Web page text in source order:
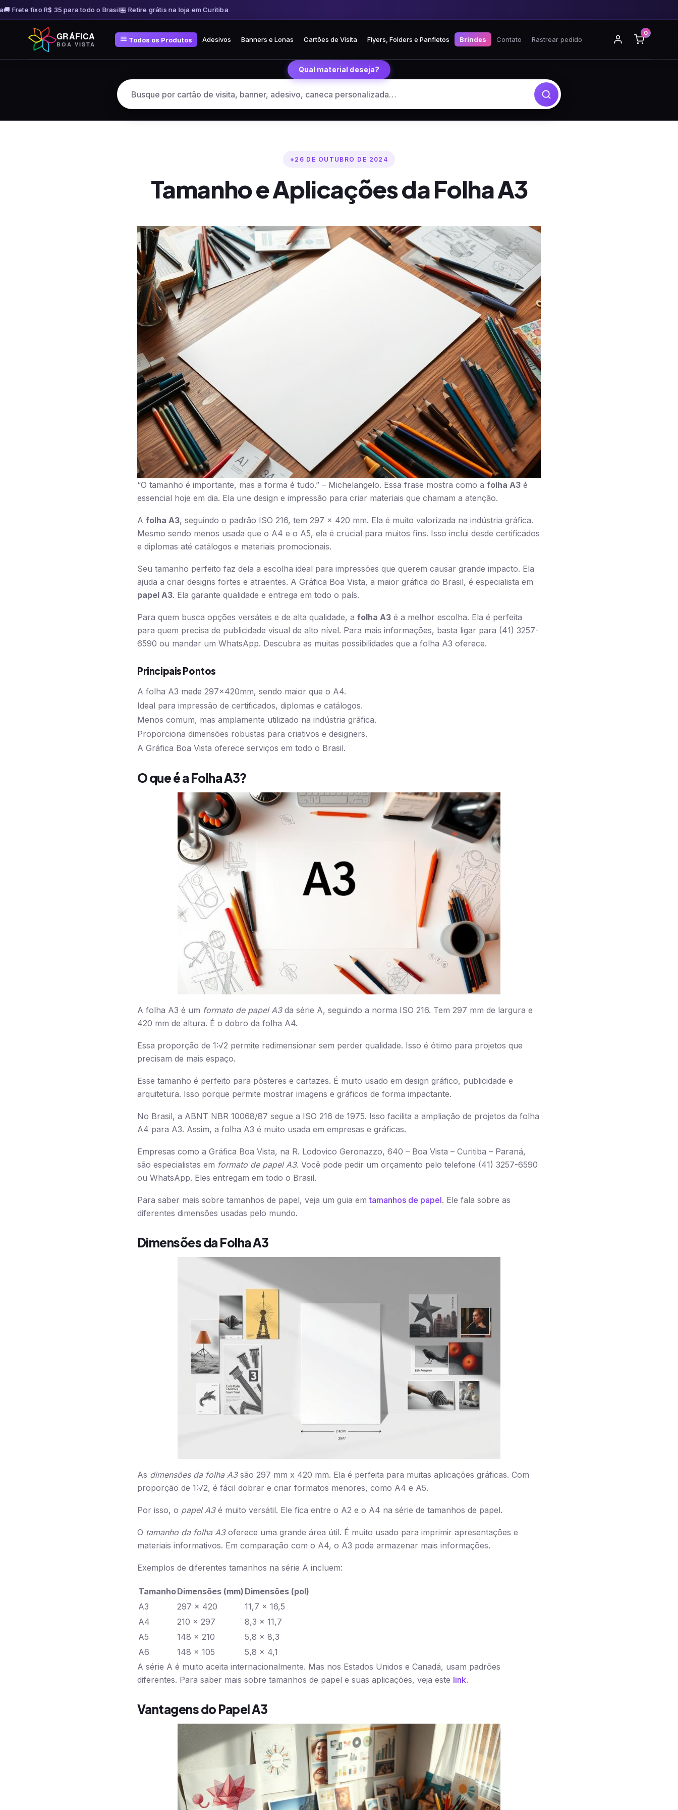
Frete fixo R$ 35 para todo o Brasil🏪 Retire grátis na loja em Curitiba🚚 Frete fixo R$ 35 para todo o Brasil
conteúdo
GRÁFICA
BOA VISTA
Todos os Produtos Adesivos Banners e Lonas Cartões de Visita Flyers, Folders e Panfletos Brindes Contato Rastrear pedido
0
Qual material deseja?
26 DE OUTUBRO DE 2024
Tamanho e Aplicações da Folha A3
“O tamanho é importante, mas a forma é tudo.” – Michelangelo. Essa frase mostra como a folha A3 é
essencial hoje em dia. Ela une design e impressão para criar materiais que chamam a atenção.
A folha A3, seguindo o padrão ISO 216, tem 297 x 420 mm. Ela é muito valorizada na indústria gráfica.
Mesmo sendo menos usada que o A4 e o A5, ela é crucial para muitos fins. Isso inclui desde certificados
e diplomas até catálogos e materiais promocionais.
Seu tamanho perfeito faz dela a escolha ideal para impressões que querem causar grande impacto. Ela
ajuda a criar designs fortes e atraentes. A Gráfica Boa Vista, a maior gráfica do Brasil, é especialista em
papel A3. Ela garante qualidade e entrega em todo o país.
Para quem busca opções versáteis e de alta qualidade, a folha A3 é a melhor escolha. Ela é perfeita
para quem precisa de publicidade visual de alto nível. Para mais informações, basta ligar para (41) 3257-
6590 ou mandar um WhatsApp. Descubra as muitas possibilidades que a folha A3 oferece.
Principais Pontos
A folha A3 mede 297x420mm, sendo maior que o A4.
Ideal para impressão de certificados, diplomas e catálogos.
Menos comum, mas amplamente utilizado na indústria gráfica.
Proporciona dimensões robustas para criativos e designers.
A Gráfica Boa Vista oferece serviços em todo o Brasil.
O que é a Folha A3?
A folha A3 é um formato de papel A3da série A, seguindo a norma ISO 216. Tem 297 mm de largura e
420 mm de altura. É o dobro da folha A4.
Essa proporção de 1:√2 permite redimensionar sem perder qualidade. Isso é ótimo para projetos que
precisam de mais espaço.
Esse tamanho é perfeito para pôsteres e cartazes. É muito usado em design gráfico, publicidade e
arquitetura. Isso porque permite mostrar imagens e gráficos de forma impactante.
No Brasil, a ABNT NBR 10068/87 segue a ISO 216 de 1975. Isso facilita a ampliação de projetos da folha
A4 para A3. Assim, a folha A3 é muito usada em empresas e gráficas.
Empresas como a Gráfica Boa Vista, na R. Lodovico Geronazzo, 640 – Boa Vista – Curitiba – Paraná,
são especialistas em formato de papel A3. Você pode pedir um orçamento pelo telefone (41) 3257-6590
ou WhatsApp. Eles entregam em todo o Brasil.
Para saber mais sobre tamanhos de papel, veja um guia emtamanhos de papel. Ele fala sobre as
diferentes dimensões usadas pelo mundo.
Dimensões da Folha A3
As dimensões da folha A3são 297 mm x 420 mm. Ela é perfeita para muitas aplicações gráficas. Com
proporção de 1:√2, é fácil dobrar e criar formatos menores, como A4 e A5.
Por isso, o papel A3é muito versátil. Ele fica entre o A2 e o A4 na série de tamanhos de papel.
O tamanho da folha A3oferece uma grande área útil. É muito usado para imprimir apresentações e
materiais informativos. Em comparação com o A4, o A3 pode armazenar mais informações.
Exemplos de diferentes tamanhos na série A incluem:
TamanhoDimensões (mm) Dimensões (pol)
A3
297 x 420
11,7 x 16,5
A4
210 x 297
8,3 x 11,7
A5
148 x 210
5,8 x 8,3
A6
148 x 105
5,8 x 4,1
A série A é muito aceita internacionalmente. Mas nos Estados Unidos e Canadá, usam padrões
diferentes. Para saber mais sobre tamanhos de papel e suas aplicações, veja este link.
Vantagens do Papel A3